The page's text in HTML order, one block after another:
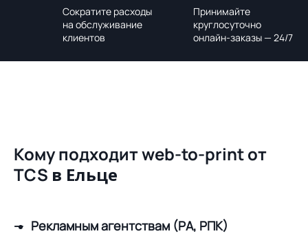
Сократите расходы
на обслуживание
клиентов
Принимайте
круглосуточно
онлайн-заказы — 24/7
Кому подходит web-to-print от
TCS в Ельце
Рекламным агентствам (РА, РПК)